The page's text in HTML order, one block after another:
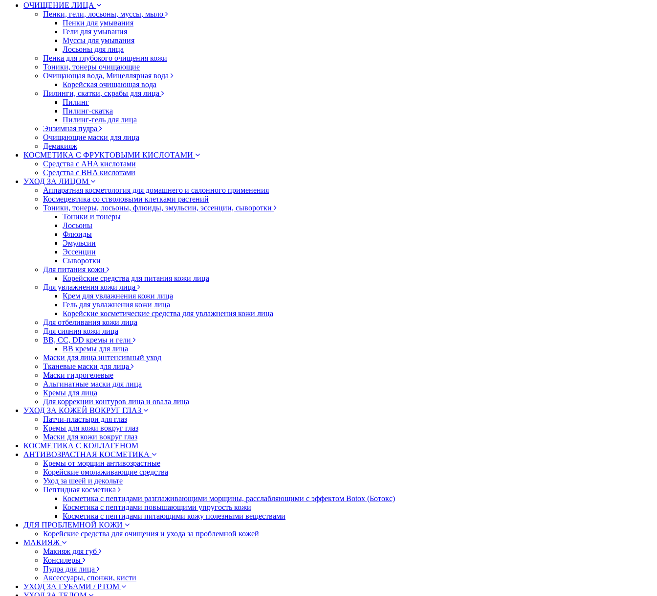
ОЧИЩЕНИЕ ЛИЦА
Пенки, гели, лосьоны, муссы, мыло
Пенки для умывания
Гели для умывания
Муссы для умывания
Лосьоны для лица
Пенка для глубокого очищения кожи
Тоники, тонеры очищающие
Очищающая вода, Мицеллярная вода
Корейская очищающая вода
Пилинги, скатки, скрабы для лица
Пилинг
Пилинг-скатка
Пилинг-гель для лица
Энзимная пудра
Очищающие маски для лица
Демакияж
КОСМЕТИКА С ФРУКТОВЫМИ КИСЛОТАМИ
Средства с AHA кислотами
Средства с BHA кислотами
УХОД ЗА ЛИЦОМ
Аппаратная косметология для домашнего и салонного применения
Космецевтика со стволовыми клетками растений
Тоники, тонеры, лосьоны, флюиды, эмульсии, эссенции, сыворотки
Тоники и тонеры
Лосьоны
Флюиды
Эмульсии
Эссенции
Сыворотки
Для питания кожи
Корейские средства для питания кожи лица
Для увлажнения кожи лица
Крем для увлажнения кожи лица
Гель для увлажнения кожи лица
Корейские косметические средства для увлажнения кожи лица
Для отбеливания кожи лица
Для сияния кожи лица
BB, CC, DD кремы и гели
BB кремы для лица
Маски для лица интенсивный уход
Тканевые маски для лица
Маски гидрогелевые
Альгинатные маски для лица
Кремы для лица
Для коррекции контуров лица и овала лица
УХОД ЗА КОЖЕЙ ВОКРУГ ГЛАЗ
Патчи-пластыри для глаз
Кремы для кожи вокруг глаз
Маски для кожи вокруг глаз
КОСМЕТИКА С КОЛЛАГЕНОМ
АНТИВОЗРАСТНАЯ КОСМЕТИКА
Кремы от морщин антивозрастные
Корейские омолаживающие средства
Уход за шеей и декольте
Пептидная косметика
Косметика с пептидами разглаживающими морщины, расслабляющими с эффектом Botox (Ботокс)
Косметика с пептидами повышающими упругость кожи
Косметика с пептидами питающими кожу полезными веществами
ДЛЯ ПРОБЛЕМНОЙ КОЖИ
Корейские средства для очищения и ухода за проблемной кожей
МАКИЯЖ
Макияж для губ
Консилеры
Пудра для лица
Аксессуары, спонжи, кисти
УХОД ЗА ГУБАМИ / РТОМ